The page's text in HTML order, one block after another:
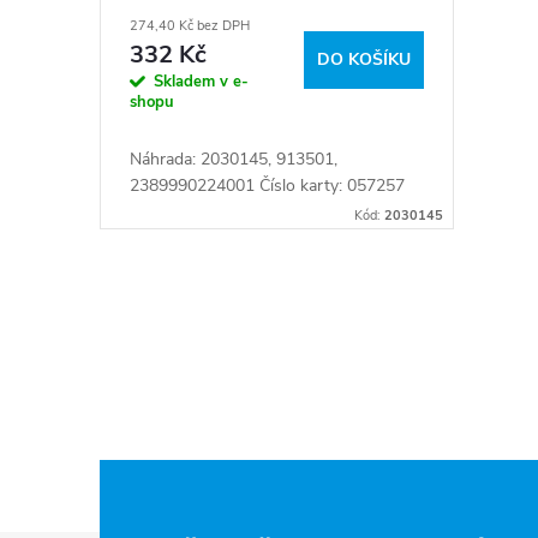
k
274,40 Kč bez DPH
332 Kč
Skladem v e-
shopu
DO KOŠÍKU
Náhrada: 2030145, 913501,
2389990224001 Číslo karty: 057257
Kód:2030145
á